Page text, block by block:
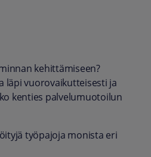
kehittämiseen?
läpi vuorovaikutteisesti ja
kenties palvelumuotoilun
työpajoja monista eri